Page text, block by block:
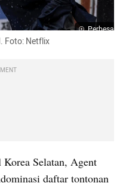
Perbesar
Foto: Netflix
Selatan, Agent
daftar tontonan